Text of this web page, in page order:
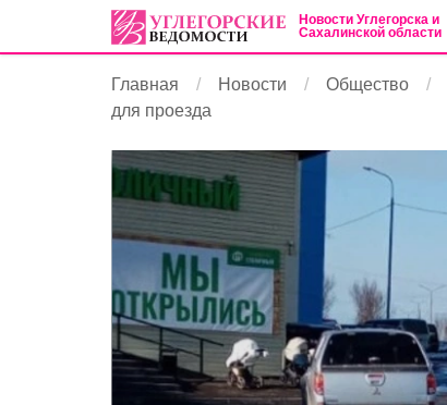
Новости Углегорска и
Сахалинской области
Главная Новости Общество
для проезда